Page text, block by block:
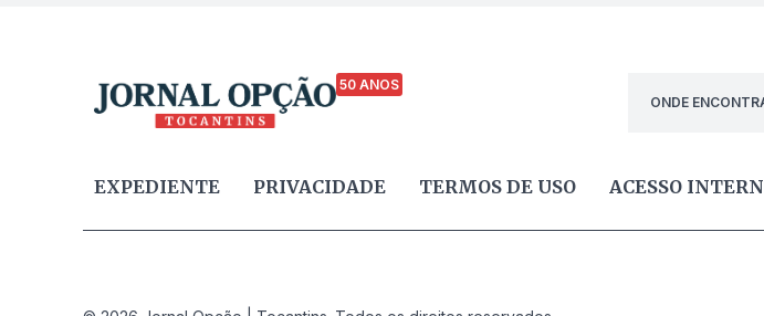
50 ANOS
ONDE
EXPEDIENTE PRIVACIDADE TERMOS DE USO ACESSO